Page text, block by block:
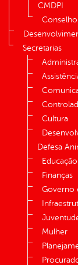
CMDPI
Secretarias
Cultura
Defesa
Educação
Finanças
Governo
Mulher